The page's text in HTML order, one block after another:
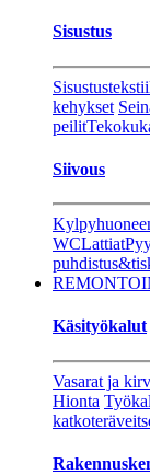
Sisustus
kehykset
peilit
Siivous
WCLattiat
Käsityökalut
Vasarat ja
Hionta